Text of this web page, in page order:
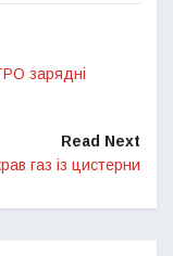
зарядні
Read Next
газ із цистерни